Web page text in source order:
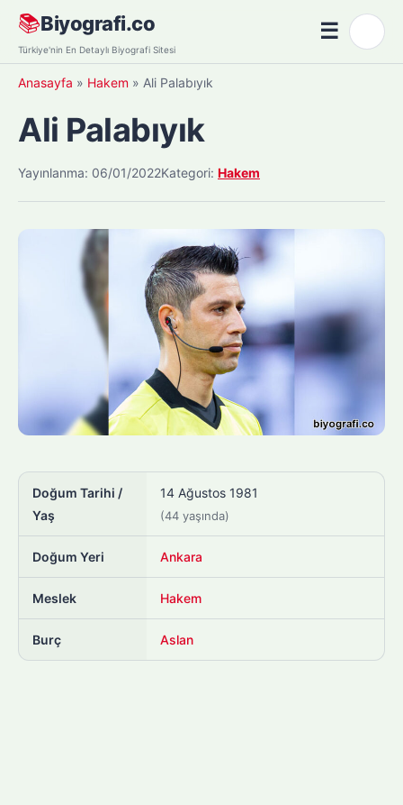
Skip
content
📚Biyografi.co
Türkiye'nin En Detaylı Biyografi Sitesi
☰Menü
Anasayfa » Hakem » Ali Palabıyık
Ali Palabıyık
Yayınlanma: 06/01/2022Kategori: Hakem
Doğum Tarihi /
Yaş
14 Ağustos 1981
(44 yaşında)
Doğum Yeri Ankara
Meslek Hakem
Burç Aslan